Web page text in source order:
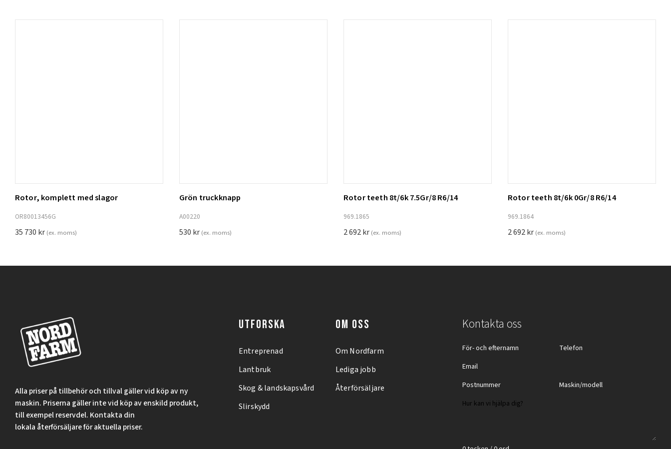
Lägg till i varukorg
Rotor, komplett med slagor
OR80013456G
35 730 kr (ex. moms)
Lägg till i varukorg
Grön truckknapp
A00220
530 kr (ex. moms)
Lägg till i varukorg
Rotor teeth 8t/6k 7.5Gr/8 R6/14
969.1865
2 692kr (ex. moms)
Rotor teeth 8t/6k 0Gr/8 R6/14
969.1864
2 692kr (ex. moms)
Alla priser på tillbehör och tillval gäller vid köp av ny
maskin. Priserna gäller inte vid köp av enskild produkt,
till exempel reservdel. Kontakta din
lokala återförsäljare för aktuella priser.
UTFORSKA
Entreprenad
Lantbruk
Skog & landskapsvård
Slirskydd
OM OSS
Om Nordfarm
Lediga jobb
Återförsäljare
Kontakta oss